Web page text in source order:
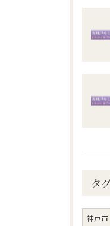
タ
神戸市